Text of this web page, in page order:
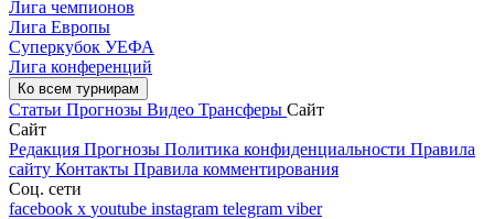
Лига чемпионов
Лига Европы
Суперкубок УЕФА
Лига конференций
Ко всем турнирам
Статьи Прогнозы Видео Трансферы Сайт
Сайт
Редакция Прогнозы Политика конфиденциальности Правила
сайту Контакты Правила комментирования
Соц. сети
facebook x youtube instagram telegram viber